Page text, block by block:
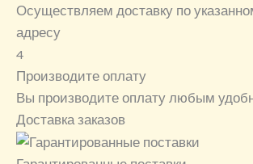
Осуществляем доставку по
адресу
4
Производите оплату
Вы производите оплату любым
Доставка заказов